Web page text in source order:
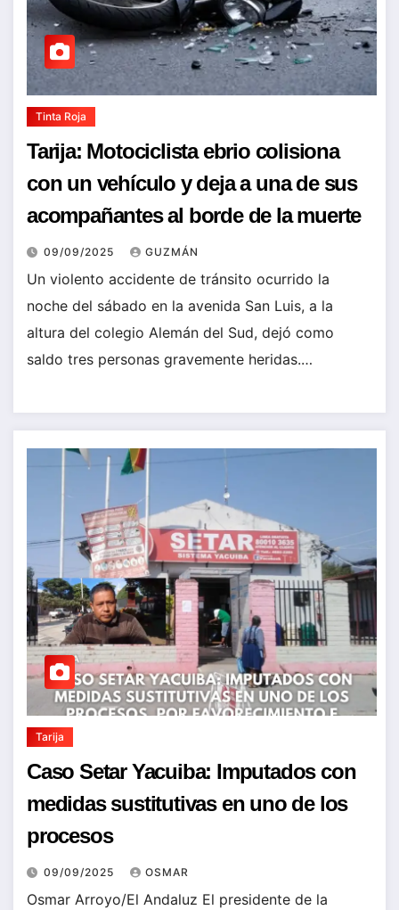
Tinta Roja
Tarija: Motociclista ebrio colisiona
con un vehículo y deja a una de sus
acompañantes al borde de la muerte
09/09/2025 GUZMÁN
Un violento accidente de tránsito ocurrido la
noche del sábado en la avenida San Luis, a la
altura del colegio Alemán del Sud, dejó como
saldo tres personas gravemente heridas.…
Tarija
Caso Setar Yacuiba: Imputados con
medidas sustitutivas en uno de los
procesos
09/09/2025 OSMAR
Osmar Arroyo/El Andaluz El presidente de la